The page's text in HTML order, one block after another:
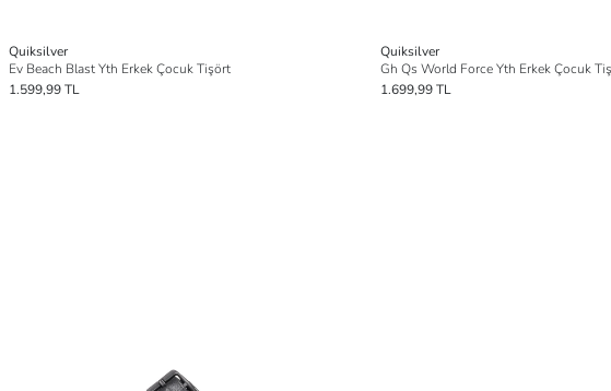
Quiksilver
Ev Beach Blast Yth Erkek Çocuk Tişört
1.599,99 TL
Quiksilver
Gh Qs World Force Yth Erkek Çocuk
1.699,99 TL